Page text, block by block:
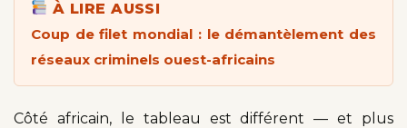
À LIRE AUSSI
Coup de filet mondial : le démantèlement des
réseaux criminels ouest-africains
Côté africain, le tableau est différent — et plus